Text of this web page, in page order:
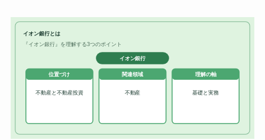
イオン銀行とは
『イオン銀行』を理解する3つのポイント
イオン銀行
位置づけ
不動産と不動産投資
関連領域
不動産
理解の軸
基礎と実務